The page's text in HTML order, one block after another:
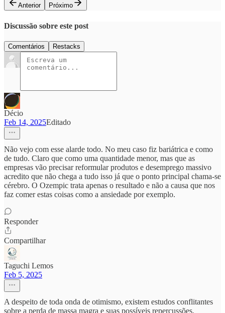
Anterior
Próximo
Discussão sobre este post
Comentários Restacks
Décio
Feb 14, 2025Editado
Não vejo com esse alarde todo. No meu caso fiz bariátrica e como
de tudo. Claro que como uma quantidade menor, mas que as
empresas vão precisar reformular produtos e desemprego massivo
acredito que não chega a tudo isso já que o ponto principal chama-se
cérebro. O Ozempic trata apenas o resultado e não a causa que nos
faz comer estas coisas como a ansiedade por exemplo.
Responder
Compartilhar
Taguchi Lemos
Feb 5, 2025
A despeito de toda onda de otimismo, existem estudos conflitantes
sobre a perda de massa magra e suas possíveis repercussões.